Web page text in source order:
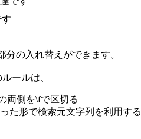
の入れ替えができます。
ールは、
両側を\fで区切る
た形で検索元文字列を利用する